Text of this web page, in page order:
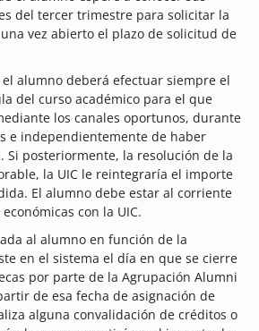
del tercer trimestre para solicitar la
vez abierto el plazo de solicitud de
alumno deberá efectuar siempre el
del curso académico para el que
los canales oportunos, durante
e independientemente de haber
Si posteriormente, la resolución de la
la UIC le reintegraría el importe
El alumno debe estar al corriente
con la UIC.
al alumno en función de la
en el sistema el día en que se cierre
por parte de la Agrupación Alumni
de esa fecha de asignación de
alguna convalidación de créditos o